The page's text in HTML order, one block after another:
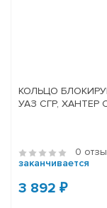
КОЛЬЦО
УАЗ СГР, ХАНТЕР
0
заканчивается
3 892 ₽